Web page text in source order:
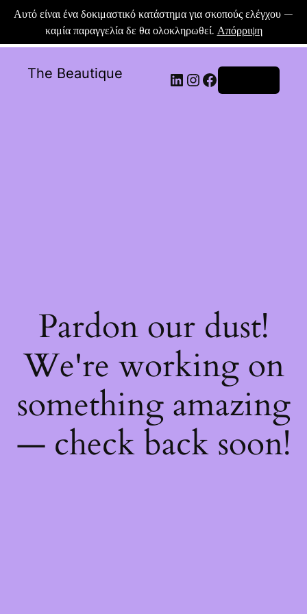
Αυτό είναι ένα δοκιμαστικό κατάστημα για σκοπούς ελέγχου —
καμία παραγγελία δε θα ολοκληρωθεί. Απόρριψη
The Beautique
Pardon our dust!
We're working on
something amazing
— check back soon!